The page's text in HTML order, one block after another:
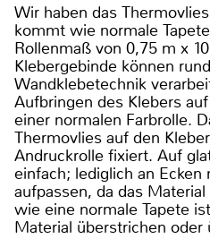
Wir haben das
kommt wie normale
Rollenmaß von 0,75 m x
Klebergebinde können
Wandklebetechnik
Aufbringen des Klebers
einer normalen Farbrolle.
Thermovlies auf den
Andruckrolle fixiert. Auf
einfach; lediglich an
aufpassen, da das
wie eine normale Tapete
Material überstrichen